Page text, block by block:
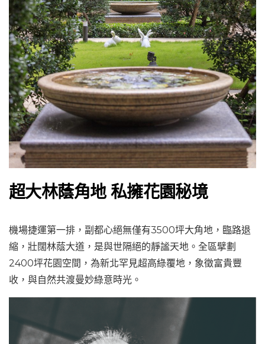
超大林蔭角地 私擁花園秘境
機場捷運第一排，副都心絕無僅有3500坪大角地，臨路退
縮，壯闊林蔭大道，是與世隔絕的靜謐天地。全區擘劃
2400坪花園空間，為新北罕見超高綠覆地，象徵富貴豐
收，與自然共渡曼妙綠意時光。